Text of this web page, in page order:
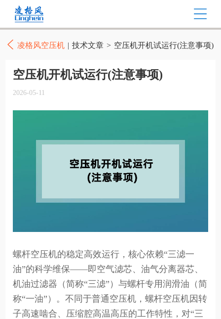
凌格风空压机 | 技术文章 > 空压机开机试运行(注意事项)
空压机开机试运行(注意事项)
2026-05-11
螺杆空压机的稳定高效运行，核心依赖“三滤一
油”的科学维保——即空气滤芯、油气分离器芯、
机油过滤器（简称“三滤”）与螺杆专用润滑油（简
称“一油”）。不同于普通空压机，螺杆空压机因转
子高速啮合、压缩腔高温高压的工作特性，对“三